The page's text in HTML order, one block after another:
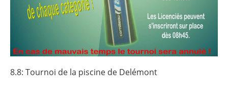
8.8: Tournoi de la piscine de Delémont